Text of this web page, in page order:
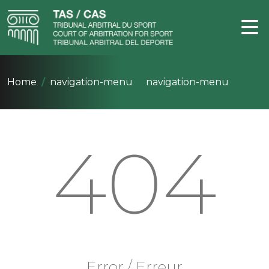
Home navigation-menu navigation-menu
404